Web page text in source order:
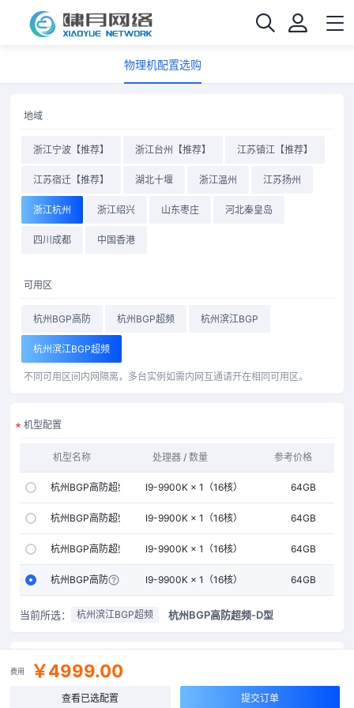
物理机配置选购
地域
浙江宁波【推荐】 浙江台州【推荐】 江苏镇江【推荐】
江苏宿迁【推荐】 湖北十堰 浙江温州 江苏扬州
浙江杭州 浙江绍兴 山东枣庄 河北秦皇岛
四川成都 中国香港
可用区
杭州BGP高防 杭州BGP超频 杭州滨江BGP
杭州滨江BGP超频
不同可用区间内网隔离，多台实例如需内网互通请开在相同可用区。
机型配置
机型名称 处理器 / 数量 内存
参考价格
杭州BGP高防超频-A型I9-9900K × 1（16核） 64GB
杭州BGP高防超频-B型I9-9900K × 1（16核） 64GB
杭州BGP高防超频-C型I9-9900K × 1（16核） 64GB
杭州BGP高防超频-D型I9-9900K × 1（16核） 64GB
当前所选： 杭州滨江BGP超频 杭州BGP高防超频-D型
公网IP
费用 ￥4999.00
查看已选配置 提交订单